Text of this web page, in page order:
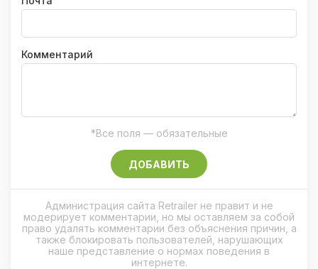
Комментарий
*Все поля — обязательные
ДОБАВИТЬ
Администрация сайта Retrailer не правит и не
модерирует комментарии, но мы оставляем за собой
право удалять комментарии без объяснения причин, а
также блокировать пользователей, нарушающих
наше представление о нормах поведения в
интернете.